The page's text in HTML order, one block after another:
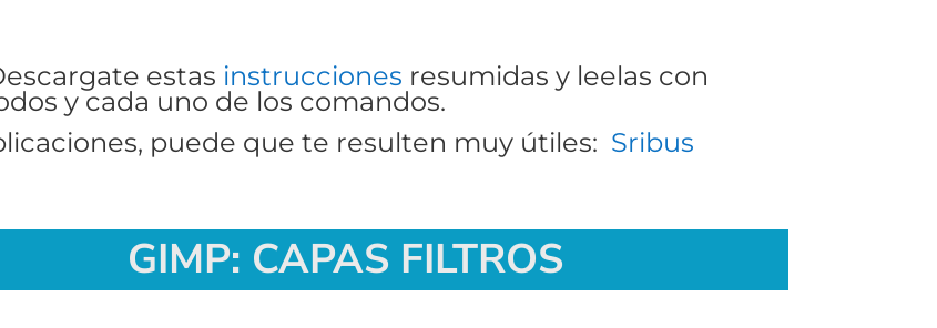
estas instrucciones resumidas y leelas con
y cada uno de los comandos.
puede que te resulten muy útiles: Sribus
GIMP: CAPAS FILTROS